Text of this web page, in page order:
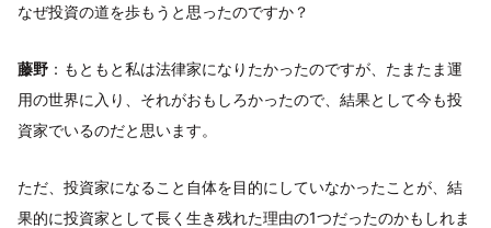
なぜ投資の道を歩もうと思ったのですか？
藤野 ：もともと私は法律家になりたかったのですが、たまたま運
用の世界に入り、それがおもしろかったので、結果として今も投
資家でいるのだと思います。
ただ、投資家になること自体を目的にしていなかったことが、結
果的に投資家として長く生き残れた理由の1つだったのかもしれま